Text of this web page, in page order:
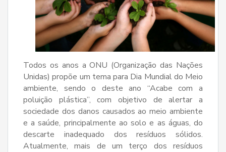
Todos os anos a ONU (Organização das Nações
Unidas) propõe um tema para Dia Mundial do Meio
ambiente, sendo o deste ano “Acabe com a
poluição plástica”, com objetivo de alertar a
sociedade dos danos causados ao meio ambiente
e a saúde, principalmente ao solo e as águas, do
descarte inadequado dos resíduos sólidos.
Atualmente, mais de um terço dos resíduos